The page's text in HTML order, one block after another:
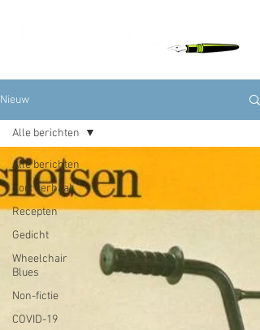
Nieuw
Alle berichten
Kort verhaal
Recepten
Gedicht
Wheelchair
Blues
Non-fictie
COVID-19
Alle berichten